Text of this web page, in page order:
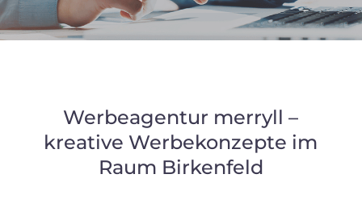
Werbeagentur merryll –
kreative Werbekonzepte im
Raum Birkenfeld